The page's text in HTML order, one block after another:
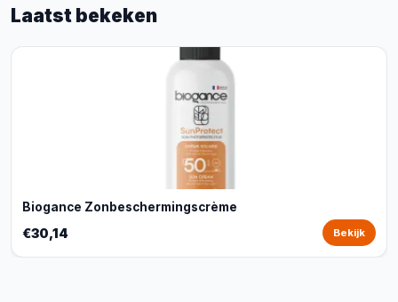
Laatst bekeken
Biogance Zonbeschermingscrème
€30,14 Bekijk